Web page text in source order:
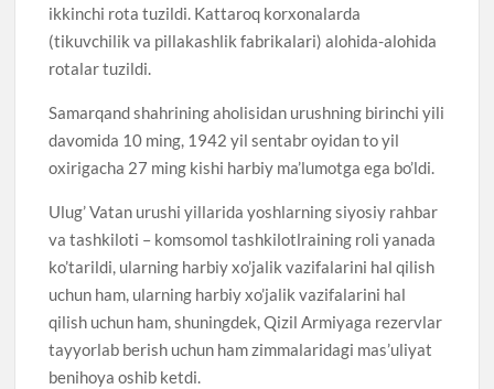
ikkinchi rota tuzildi. Kattaroq korxonalarda
(tikuvchilik va pillakashlik fabrikalari) alohida-alohida
rotalar tuzildi.
Samarqand shahrining aholisidan urushning birinchi yili
davomida 10 ming, 1942 yil sentabr oyidan to yil
oxirigacha 27 ming kishi harbiy ma’lumotga ega bo’ldi.
Ulug’ Vatan urushi yillarida yoshlarning siyosiy rahbar
va tashkiloti – komsomol tashkilotlraining roli yanada
ko’tarildi, ularning harbiy xo’jalik vazifalarini hal qilish
uchun ham, ularning harbiy xo’jalik vazifalarini hal
qilish uchun ham, shuningdek, Qizil Armiyaga rezervlar
tayyorlab berish uchun ham zimmalaridagi mas’uliyat
benihoya oshib ketdi.